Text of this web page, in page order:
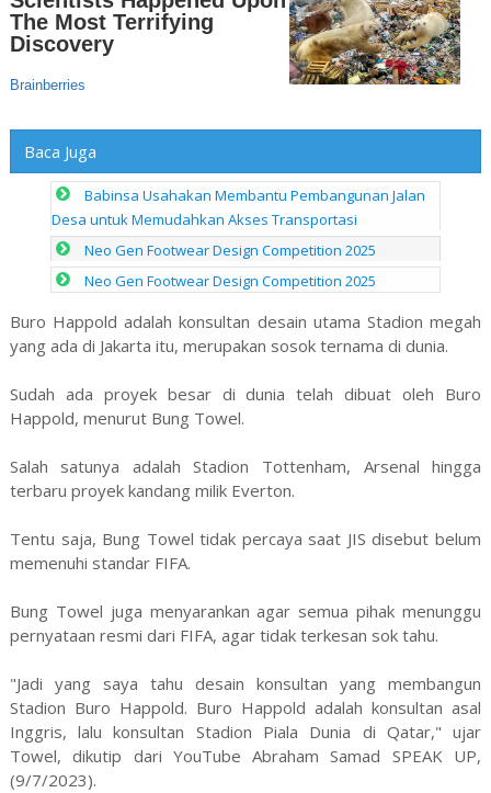
Baca Juga
Babinsa Usahakan Membantu Pembangunan Jalan
Desa untuk Memudahkan Akses Transportasi
Neo Gen Footwear Design Competition 2025
Neo Gen Footwear Design Competition 2025
Buro Happold adalah konsultan desain utama Stadion megah
yang ada di Jakarta itu, merupakan sosok ternama di dunia.
Sudah ada proyek besar di dunia telah dibuat oleh Buro
Happold, menurut Bung Towel.
Salah satunya adalah Stadion Tottenham, Arsenal hingga
terbaru proyek kandang milik Everton.
Tentu saja, Bung Towel tidak percaya saat JIS disebut belum
memenuhi standar FIFA.
Bung Towel juga menyarankan agar semua pihak menunggu
pernyataan resmi dari FIFA, agar tidak terkesan sok tahu.
"Jadi yang saya tahu desain konsultan yang membangun
Stadion Buro Happold. Buro Happold adalah konsultan asal
Inggris, lalu konsultan Stadion Piala Dunia di Qatar," ujar
Towel, dikutip dari YouTube Abraham Samad SPEAK UP,
(9/7/2023).